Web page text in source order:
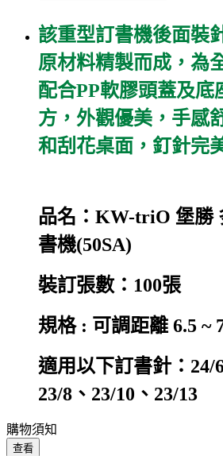
該重型訂書機後面裝
原材料精製而成，為
配合PP軟膠頭蓋及底
方，外觀優美，手感
和刮花桌面，釘針完
品名：KW-triO 堡勝
書機(50SA)
裝訂張數：100張
規格 : 可調距離 6.5 ~
適用以下訂書針：24/
23/8、23/10、23/
購物須知
查看